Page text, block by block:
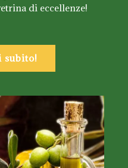
di eccellenze!
subito!